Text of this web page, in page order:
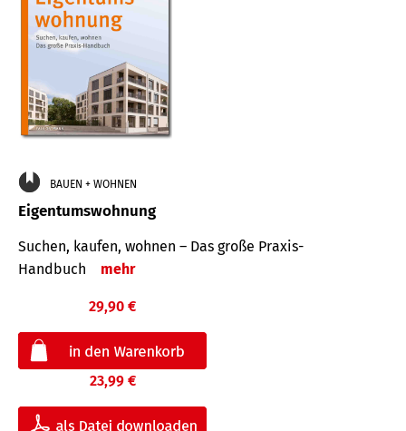
BAUEN + WOHNEN
Eigentumswohnung
Suchen, kaufen, wohnen – Das große Praxis-
Handbuch
mehr
29,90 €
23,99 €